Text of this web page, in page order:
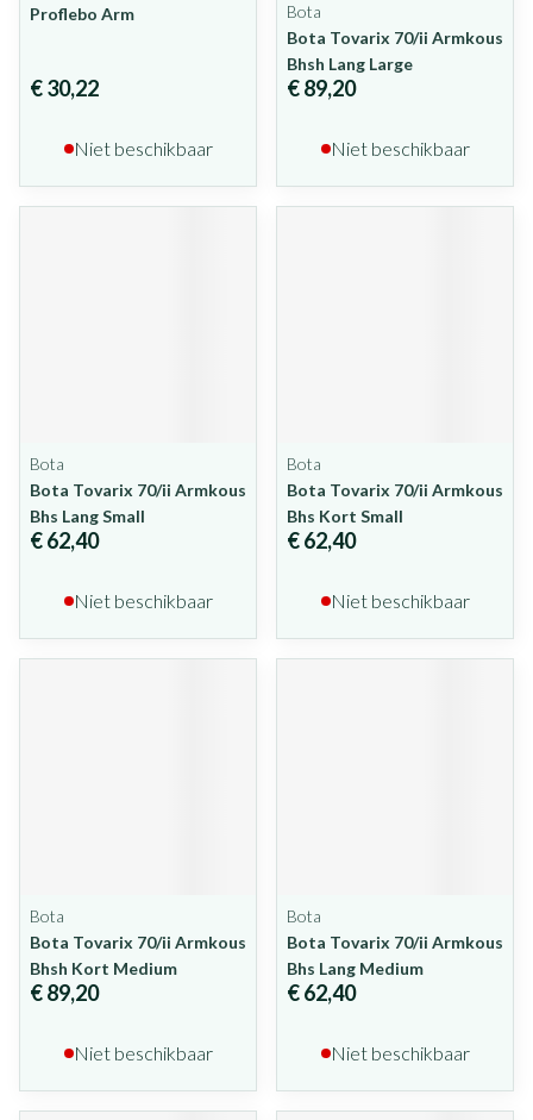
Proflebo Arm
€ 30,22
Niet beschikbaar
Bota
Bota Tovarix 70/ii Armkous
Bhsh Lang Large
€ 89,20
Niet beschikbaar
Bota
Bota Tovarix 70/ii Armkous
Bhs Lang Small
€ 62,40
Niet beschikbaar
Bota
Bota Tovarix 70/ii Armkous
Bhs Kort Small
€ 62,40
Niet beschikbaar
Bota
Bota Tovarix 70/ii Armkous
Bhsh Kort Medium
€ 89,20
Niet beschikbaar
Bota
Bota Tovarix 70/ii Armkous
Bhs Lang Medium
€ 62,40
Niet beschikbaar